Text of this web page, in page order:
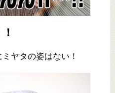
ヤタの姿はない！